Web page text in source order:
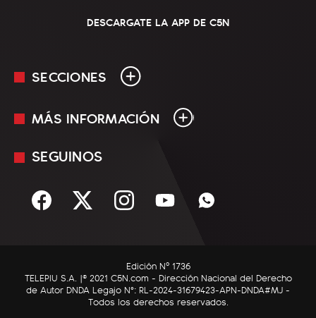
DESCARGATE LA APP DE C5N
SECCIONES
En Vivo
Sociedad
C5N Autos
RatingCero
MÁS INFORMACIÓN
Mediakit
Términos y condiciones
SEGUINOS
Edición Nº 1736
TELEPIU S.A. |© 2021 C5N.com - Dirección Nacional del Derecho
de Autor DNDA Legajo N°: RL-2024-31679423-APN-DNDA#MJ -
Todos los derechos reservados.